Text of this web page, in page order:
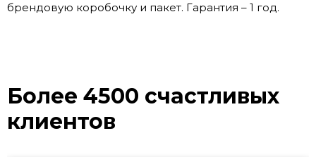
брендовую коробочку и пакет. Гарантия – 1 год.
Более 4500 счастливых
клиентов